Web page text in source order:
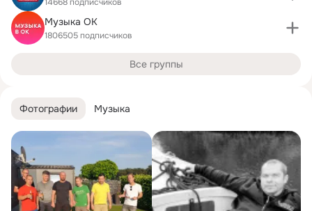
Фотографии Музыка
Музыка ОК
1806505 подписчиков
Все группы